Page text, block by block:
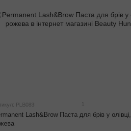
PLB083
Lash&Brow Паста для брів у олівці,